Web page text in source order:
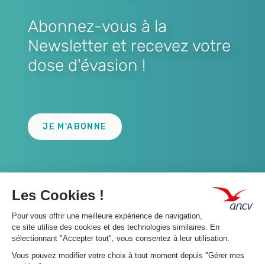
Abonnez-vous à la
Newsletter et recevez votre
dose d'évasion !
JE M'ABONNE